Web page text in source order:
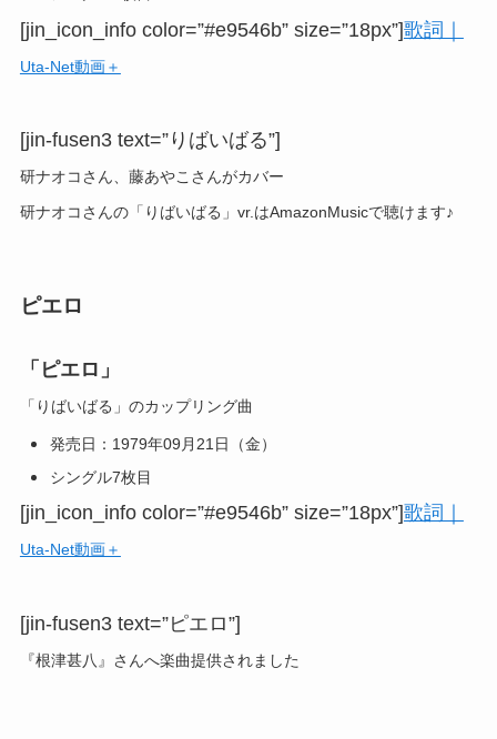
[jin_icon_info color=”#e9546b” size=”18px”]歌詞｜
Uta-Net動画＋
[jin-fusen3 text=”りばいばる”]
研ナオコさん、藤あやこさんがカバー
研ナオコさんの「りばいばる」vr.はAmazonMusicで聴けます♪
ピエロ
「ピエロ」
「りばいばる」のカップリング曲
発売日：1979年09月21日（金）
シングル7枚目
[jin_icon_info color=”#e9546b” size=”18px”]歌詞｜
Uta-Net動画＋
[jin-fusen3 text=”ピエロ”]
『根津甚八』さんへ楽曲提供されました